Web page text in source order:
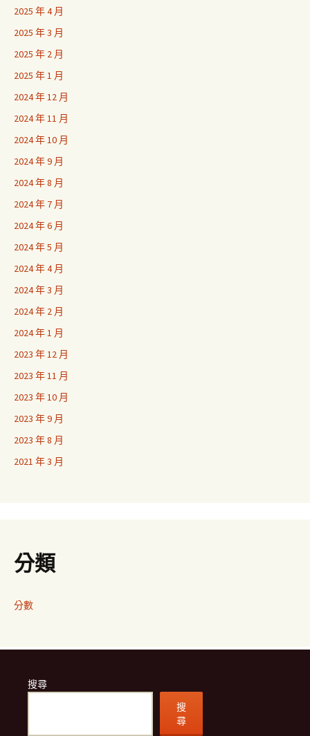
2025 年 4 月
2025 年 3 月
2025 年 2 月
2025 年 1 月
2024 年 12 月
2024 年 11 月
2024 年 10 月
2024 年 9 月
2024 年 8 月
2024 年 7 月
2024 年 6 月
2024 年 5 月
2024 年 4 月
2024 年 3 月
2024 年 2 月
2024 年 1 月
2023 年 12 月
2023 年 11 月
2023 年 10 月
2023 年 9 月
2023 年 8 月
2021 年 3 月
分類
分數
搜尋
搜
尋